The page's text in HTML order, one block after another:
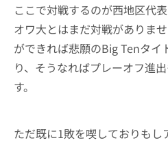
ここで対戦するのが西地区代
オワ大とはまだ対戦がありま
ができれば悲願のBig Tenタイ
り、そうなればプレーオフ進
す。
ただ既に1敗を喫しておりもし